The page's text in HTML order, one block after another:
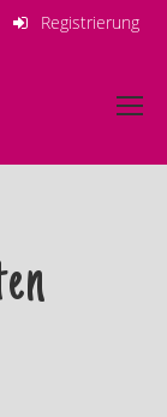
Registrierung